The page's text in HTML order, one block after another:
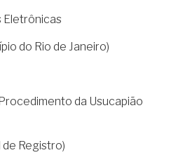
Eletrônicas
do Rio de Janeiro)
da Usucapião
de Registro)